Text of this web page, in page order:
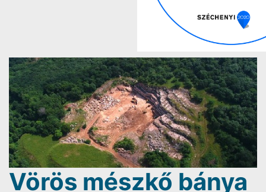
Vörös mészkő bánya